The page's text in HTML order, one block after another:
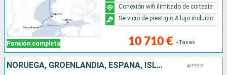
Pensión completa 10 710 € +Tasas
Conexión wifi ilimitado de cortesía
Servicio de prestigio & lujo incluido
NORUEGA, GROENLANDIA, ESPAÑA, ISLANDIA